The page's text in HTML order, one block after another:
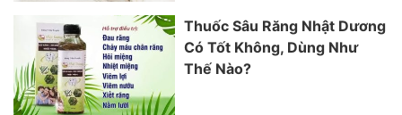
Thuốc Sâu Răng Nhật Dương
Có Tốt Không, Dùng Như
Thế Nào?